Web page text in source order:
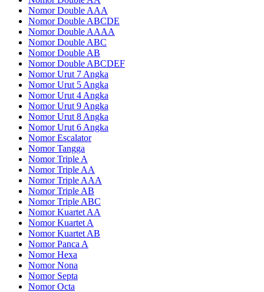
Nomor Double AAA
Nomor Double ABCDE
Nomor Double AAAA
Nomor Double ABC
Nomor Double AB
Nomor Double ABCDEF
Nomor Urut 7 Angka
Nomor Urut 5 Angka
Nomor Urut 4 Angka
Nomor Urut 9 Angka
Nomor Urut 8 Angka
Nomor Urut 6 Angka
Nomor Escalator
Nomor Tangga
Nomor Triple A
Nomor Triple AA
Nomor Triple AAA
Nomor Triple AB
Nomor Triple ABC
Nomor Kuartet AA
Nomor Kuartet A
Nomor Kuartet AB
Nomor Panca A
Nomor Hexa
Nomor Nona
Nomor Septa
Nomor Octa